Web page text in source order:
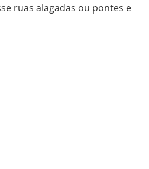
ruas alagadas ou pontes e